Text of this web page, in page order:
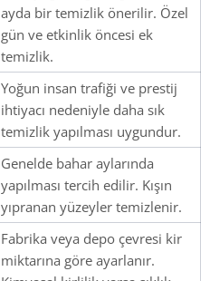
ayda bir temizlik önerilir. Özel
gün ve etkinlik öncesi ek
temizlik.
Yoğun insan trafiği ve prestij
ihtiyacı nedeniyle daha sık
temizlik yapılması uygundur.
Genelde bahar aylarında
yapılması tercih edilir. Kışın
yıpranan yüzeyler temizlenir.
Fabrika veya depo çevresi kir
miktarına göre ayarlanır.